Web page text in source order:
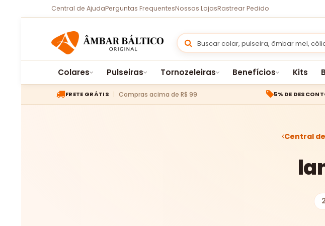
Central de AjudaPerguntas FrequentesNossas LojasRastrear Pedido
Colares Pulseiras Tornozeleiras Benefícios Kits
FRETE GRÁTIS Compras acima de R$ 99 5% DE
Central